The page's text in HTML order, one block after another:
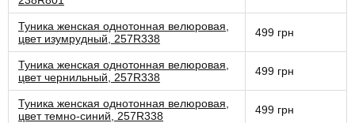
Туника женская однотонная велюровая,
цвет изумрудный, 257R338
499 грн
Туника женская однотонная велюровая,
цвет чернильный, 257R338
499 грн
Туника женская однотонная велюровая,
цвет темно-синий, 257R338
499 грн